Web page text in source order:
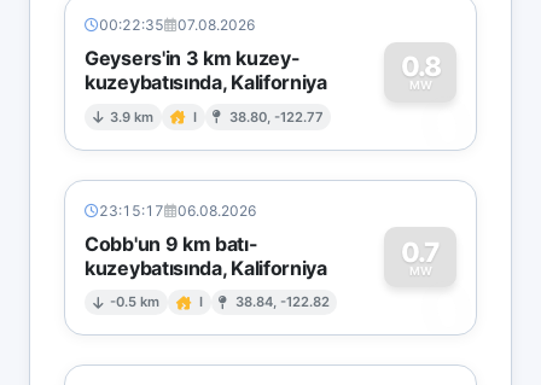
00:22:35 07.08.2026
Geysers'in 3 km kuzey-
kuzeybatısında, Kaliforniya
3.9 km I 38.80, -122.77
0.8
MW
0
23:15:17 06.08.2026
Cobb'un 9 km batı-
kuzeybatısında, Kaliforniya
-0.5 km I 38.84, -122.82
0.7
MW
0